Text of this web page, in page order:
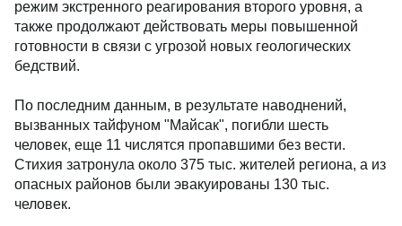
режим экстренного реагирования второго уровня, а
также продолжают действовать меры повышенной
готовности в связи с угрозой новых геологических
бедствий.
По последним данным, в результате наводнений,
вызванных тайфуном "Майсак", погибли шесть
человек, еще 11 числятся пропавшими без вести.
Стихия затронула около 375 тыс. жителей региона, а из
опасных районов были эвакуированы 130 тыс.
человек.